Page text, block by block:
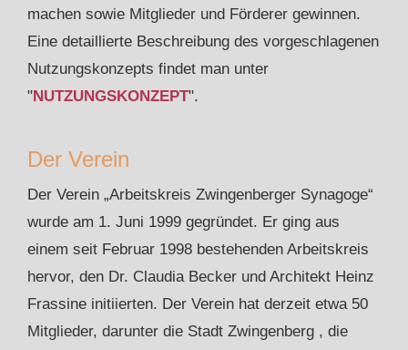
machen sowie Mitglieder und Förderer gewinnen.
Eine detaillierte Beschreibung des vorgeschlagenen
Nutzungskonzepts findet man unter
"NUTZUNGSKONZEPT".
Der Verein
Der Verein „Arbeitskreis Zwingenberger Synagoge“
wurde am 1. Juni 1999 gegründet. Er ging aus
einem seit Februar 1998 bestehenden Arbeitskreis
hervor, den Dr. Claudia Becker und Architekt Heinz
Frassine initiierten. Der Verein hat derzeit etwa 50
Mitglieder, darunter die Stadt Zwingenberg , die